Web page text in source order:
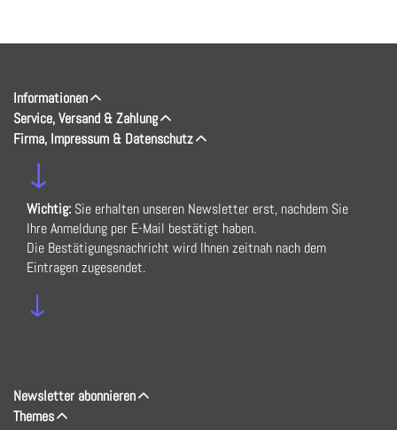
Informationen
Service, Versand & Zahlung
Firma, Impressum & Datenschutz
↓
Wichtig: Sie erhalten unseren Newsletter erst, nachdem Sie
Ihre Anmeldung per E-Mail bestätigt haben.
Die Bestätigungsnachricht wird Ihnen zeitnah nach dem
Eintragen zugesendet.
↓
Newsletter abonnieren
Themes